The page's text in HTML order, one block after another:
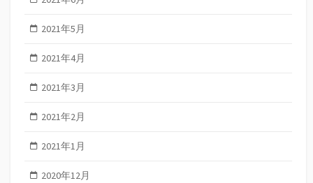
2021年5月
2021年4月
2021年3月
2021年2月
2021年1月
2020年12月